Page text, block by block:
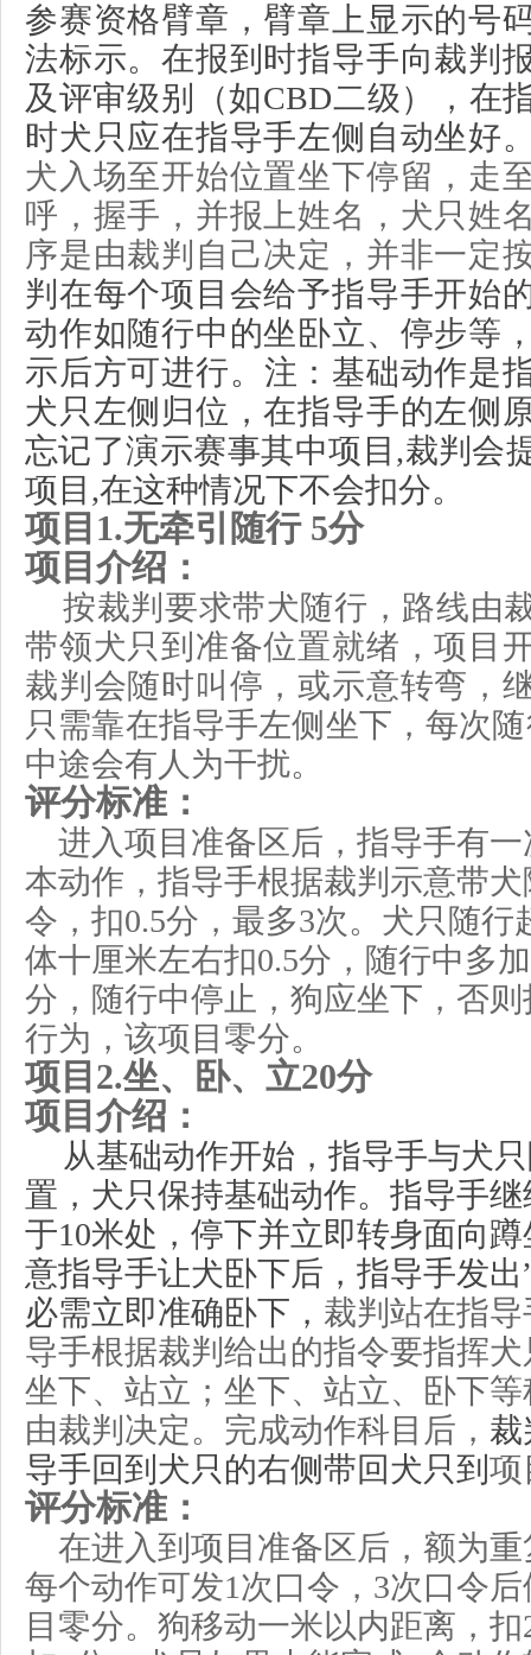
参赛资格臂章，臂章上显示的号
法标示。在报到时指导手向裁判
及评审级别（如CBD二级），在
时犬只应在指导手左侧自动坐好
犬入场至开始位置坐下停留 ，走
呼，握手，并报上姓名，犬只姓
序是由裁判自己决定，并非一定
判在每个项目会给予指导手开始
动作如随行中的坐卧立、停步等
示后方可进行。 注：基础动作是
犬只左侧归位，在指导手的左侧
忘记了演示赛事其中项目 ,裁判会
项目 ,在这种情况下不会扣分。
项目 1.无牵引随行 5分
项目介绍：
按裁判要求带犬随行，路线由
带领犬只到准备位置就绪，项目
裁判会随时叫停，或示意转弯，
只需靠在指导手左侧坐下，每次
中途会有人为干扰。
评分标准：
进入项目准备区后，指导手有
本动作，指导手根据裁判示意带
令，扣0.5分，最多3次。 犬只随行
体十厘米左右扣0.5分， 随行中多
分， 随行中停止，狗应坐下，否则
行为 ，该项目零分。
项目 2.坐、卧、立20分
项目介绍：
从基础动作开始，指导手与犬
置 ， 犬只保持基础动作。指导手
于10米处， 停下并立即转身面向
意指导手让犬卧下后， 指导手发出
必需立即准确卧下， 裁判站在指导
导手根据裁判给出的指令要指挥犬
坐下、站立；坐下、站立、卧下
由裁判决定。完成动作科目后， 裁
导手回到犬只的右侧带回犬只到 项
评分标准：
在进入到项目准备区后，额为
每个动作可发1次口令 ， 3次口令
目零分。狗移动一米以内距离，扣